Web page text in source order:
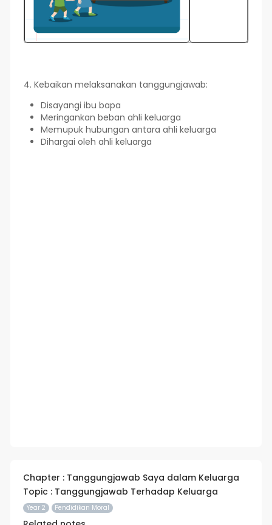
4. Kebaikan melaksanakan tanggungjawab:
Disayangi ibu bapa
Meringankan beban ahli keluarga
Memupuk hubungan antara ahli keluarga
Dihargai oleh ahli keluarga
Chapter : Tanggungjawab Saya dalam Keluarga
Topic : Tanggungjawab Terhadap Keluarga
Year 2 Pendidikan Moral